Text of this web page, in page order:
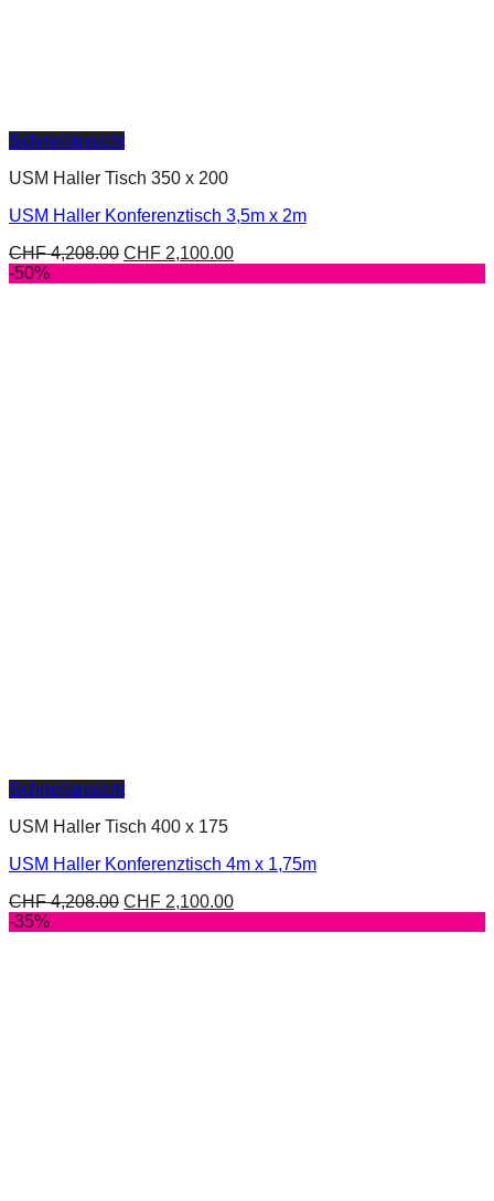
Schnellansicht
USM Haller Tisch 350 x 200
USM Haller Konferenztisch 3,5m x 2m
CHF4,208.00 CHF 2,100.00
-50%
Schnellansicht
USM Haller Tisch 400 x 175
USM Haller Konferenztisch 4m x 1,75m
CHF4,208.00 CHF 2,100.00
-35%